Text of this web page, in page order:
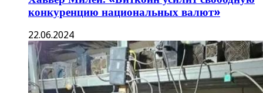
конкуренцию национальных валют»
22.06.2024